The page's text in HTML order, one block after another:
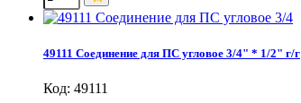
49111 Соединение для ПС угловое 3/4" * 1/2" г/г
Код: 49111